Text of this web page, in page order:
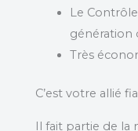
Le
génération
Très
C’est votre allié
Il fait partie de la